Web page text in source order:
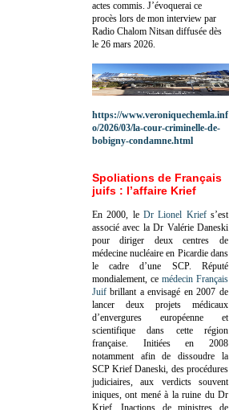
actes commis. J’évoquerai ce
procès lors de mon interview par
Radio Chalom Nitsan diffusée dès
le 26 mars 2026.
https://www.veroniquechemla.inf
o/2026/03/la-cour-criminelle-de-
bobigny-condamne.html
Spoliations de Français
juifs : l’affaire Krief
En 2000, le Dr Lionel Kriefs’est
associé avec la Dr Valérie Daneski
pour diriger deux centres de
médecine nucléaire en Picardie dans
le cadre d’une SCP. Réputé
mondialement, ce médecin Français
Juif brillant a envisagé en 2007 de
lancer deux projets médicaux
d’envergures européenne et
scientifique dans cette région
française. Initiées en 2008
notamment afin de dissoudre la
SCP Krief Daneski, des procédures
judiciaires, aux verdicts souvent
iniques, ont mené à la ruine du Dr
Krief.Inactions de ministres de